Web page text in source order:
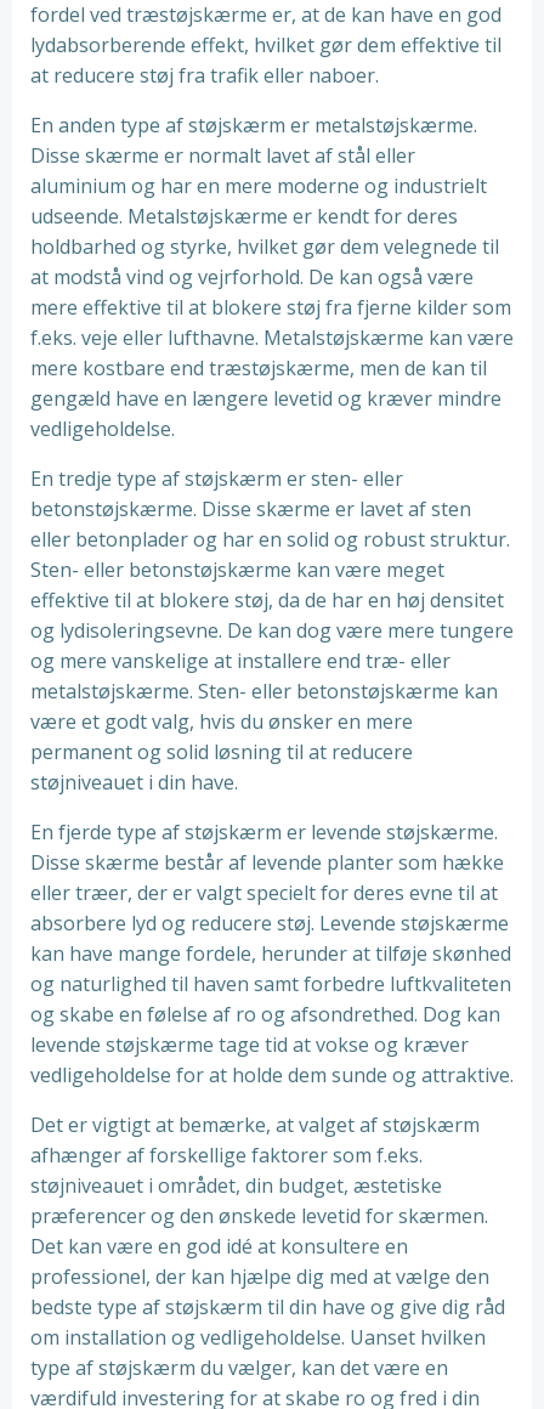
fordel ved træstøjskærme er, at de kan have en god
lydabsorberende effekt, hvilket gør dem effektive til
at reducere støj fra trafik eller naboer.
En anden type af støjskærm er metalstøjskærme.
Disse skærme er normalt lavet af stål eller
aluminium og har en mere moderne og industrielt
udseende. Metalstøjskærme er kendt for deres
holdbarhed og styrke, hvilket gør dem velegnede til
at modstå vind og vejrforhold. De kan også være
mere effektive til at blokere støj fra fjerne kilder som
f.eks. veje eller lufthavne. Metalstøjskærme kan være
mere kostbare end træstøjskærme, men de kan til
gengæld have en længere levetid og kræver mindre
vedligeholdelse.
En tredje type af støjskærm er sten- eller
betonstøjskærme. Disse skærme er lavet af sten
eller betonplader og har en solid og robust struktur.
Sten- eller betonstøjskærme kan være meget
effektive til at blokere støj, da de har en høj densitet
og lydisoleringsevne. De kan dog være mere tungere
og mere vanskelige at installere end træ- eller
metalstøjskærme. Sten- eller betonstøjskærme kan
være et godt valg, hvis du ønsker en mere
permanent og solid løsning til at reducere
støjniveauet i din have.
En fjerde type af støjskærm er levende støjskærme.
Disse skærme består af levende planter som hække
eller træer, der er valgt specielt for deres evne til at
absorbere lyd og reducere støj. Levende støjskærme
kan have mange fordele, herunder at tilføje skønhed
og naturlighed til haven samt forbedre luftkvaliteten
og skabe en følelse af ro og afsondrethed. Dog kan
levende støjskærme tage tid at vokse og kræver
vedligeholdelse for at holde dem sunde og attraktive.
Det er vigtigt at bemærke, at valget af støjskærm
afhænger af forskellige faktorer som f.eks.
støjniveauet i området, din budget, æstetiske
præferencer og den ønskede levetid for skærmen.
Det kan være en god idé at konsultere en
professionel, der kan hjælpe dig med at vælge den
bedste type af støjskærm til din have og give dig råd
om installation og vedligeholdelse. Uanset hvilken
type af støjskærm du vælger, kan det være en
værdifuld investering for at skabe ro og fred i din